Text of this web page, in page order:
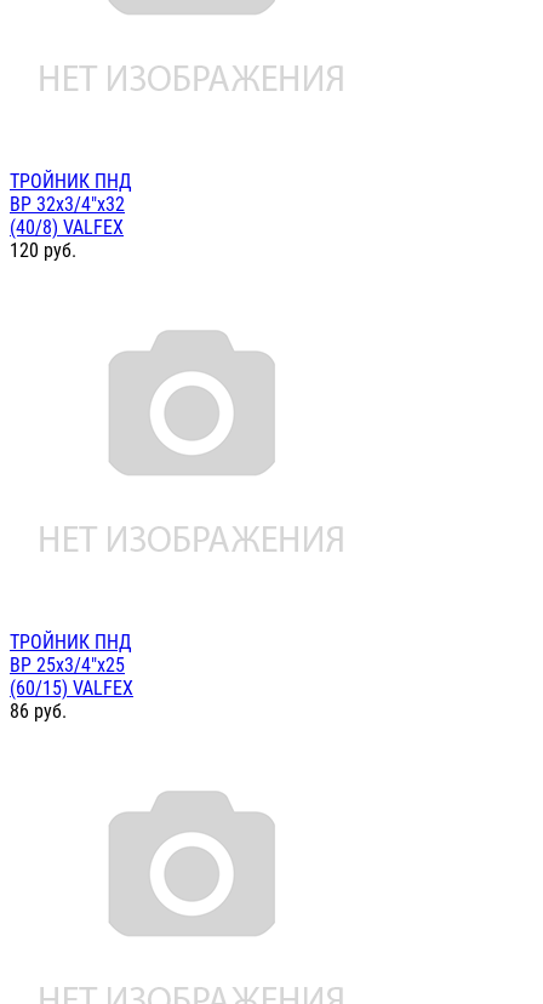
ТРОЙНИК ПНД
ВР 32х3/4"х32
(40/8) VALFEX
120 руб.
ТРОЙНИК ПНД
ВР 25х3/4"х25
(60/15) VALFEX
86 руб.